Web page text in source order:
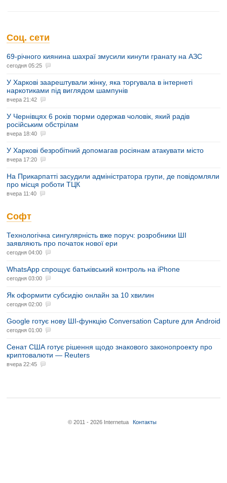
Соц. сети
69-річного киянина шахраї змусили кинути гранату на АЗС
сегодня 05:25
У Харкові заарештували жінку, яка торгувала в інтернеті
наркотиками під виглядом шампунів
вчера 21:42
У Чернівцях 6 років тюрми одержав чоловік, який радів
російським обстрілам
вчера 18:40
У Харкові безробітний допомагав росіянам атакувати місто
вчера 17:20
На Прикарпатті засудили адміністратора групи, де повідомляли
про місця роботи ТЦК
вчера 11:40
Софт
Технологічна сингулярність вже поруч: розробники ШІ
заявляють про початок нової ери
сегодня 04:00
WhatsApp спрощує батьківський контроль на iPhone
сегодня 03:00
Як оформити субсидію онлайн за 10 хвилин
сегодня 02:00
Google готує нову ШІ-функцію Conversation Capture для Android
сегодня 01:00
Сенат США готує рішення щодо знакового законопроекту про
криптовалюти — Reuters
вчера 22:45
© 2011 - 2026 Internetua Контакты